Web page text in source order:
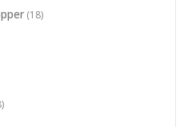
(18)